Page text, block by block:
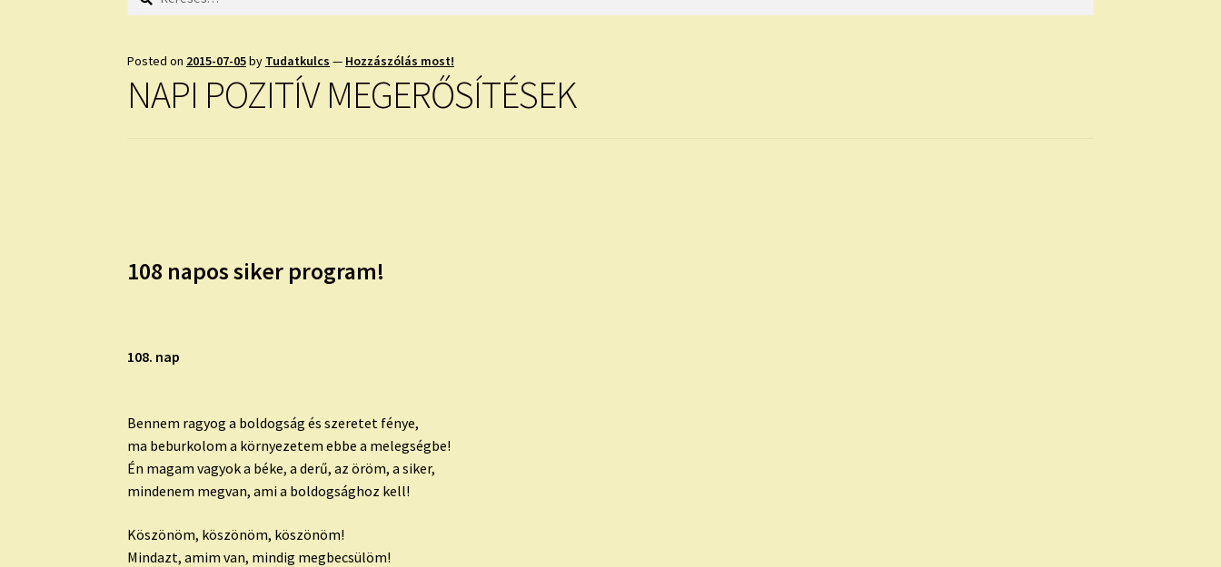
Posted on 2015-07-05by Tudatkulcs — Hozzászólás most!
NAPI POZITÍV MEGERŐSÍTÉSEK
108 napos siker program!
108. nap
Bennem ragyog a boldogság és szeretet fénye,
ma beburkolom a környezetem ebbe a melegségbe!
Én magam vagyok a béke, a derű, az öröm, a siker,
mindenem megvan, ami a boldogsághoz kell!
Köszönöm, köszönöm, köszönöm!
Mindazt, amim van, mindig megbecsülöm!